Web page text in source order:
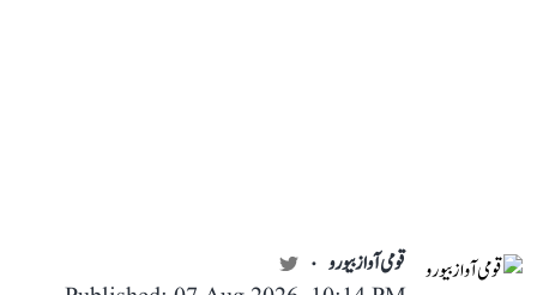
قومی آواز بیورو